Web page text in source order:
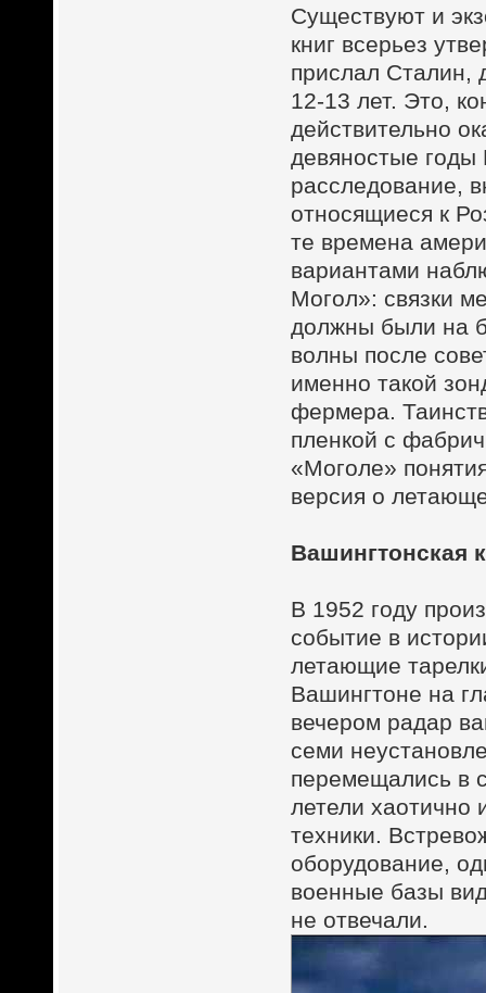
Существуют и
книг всерьез
прислал Сталин,
12-13 лет. Это,
действительно
девяностые
расследование,
относящиеся к
те времена
вариантами
Могол»: связки
должны были на
волны после
именно такой
фермера.
пленкой с
«Моголе»
версия о
Вашингтонская
В 1952 году
событие в
летающие
Вашингтоне на
вечером радар
семи
перемещались в
летели хаотично
техники.
оборудование,
военные базы
не отвечали.